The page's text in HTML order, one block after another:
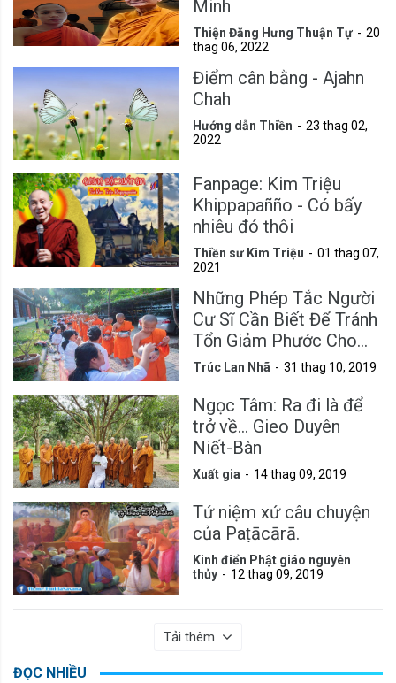
Minh
Thiện Đăng Hưng Thuận Tự
20
thag 06, 2022
Điểm cân bằng - Ajahn
Chah
Hướng dẫn Thiền
23 thag 02,
2022
Fanpage: Kim Triệu
Khippapañño - Có bấy
nhiêu đó thôi
Thiền sư Kim Triệu
01 thag 07,
2021
Những Phép Tắc Người
Cư Sĩ Cần Biết Để Tránh
Tổn Giảm Phước Cho
Mình
Trúc Lan Nhã 31 thag 10, 2019
Ngọc Tâm: Ra đi là để
trở về... Gieo Duyên
Niết-Bàn
Xuất gia 14 thag 09, 2019
Tứ niệm xứ câu chuyện
của Paṭācārā.
Kinh điển Phật giáo nguyên
thủy
12 thag 09, 2019
Tải thêm
ĐỌC NHIỀU